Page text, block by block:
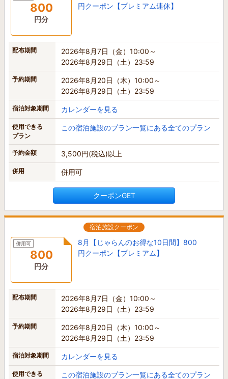
800
円分
円クーポン【プレミアム連休】
配布期間
2026年8月7日（金）10:00～
2026年8月29日（土）23:59
予約期間
2026年8月20日（木）10:00～
2026年8月29日（土）23:59
宿泊対象期間 カレンダーを見る
使用できる
プラン
この宿泊施設のプラン一覧にある全てのプラン
予約金額 3,500円(税込)以上
併用 併用可
クーポンGET
宿泊施設クーポン
併用可
800
円分
8月【じゃらんのお得な10日間】800
円クーポン【プレミアム】
配布期間
2026年8月7日（金）10:00～
2026年8月29日（土）23:59
予約期間
2026年8月20日（木）10:00～
2026年8月29日（土）23:59
宿泊対象期間 カレンダーを見る
使用できる
この宿泊施設のプラン一覧にある全てのプラン